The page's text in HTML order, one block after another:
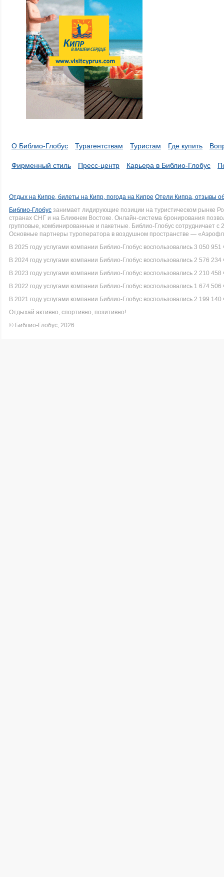
О Библио-Глобус Турагентствам Туристам Где купить
Фирменный стиль Пресс-центр Карьера в Библио-Глобус
Отдых на Кипре, билеты на Кипр, погода на Кипре Отели Кипра, отзывы
Библио-Глобус занимает лидирующие позиции на туристическом рынке
странах СНГ и на Ближнем Востоке. Онлайн-система бронирования
групповые, комбинированные и пакетные. Библио-Глобус сотрудничает
Основные партнеры туроператора в воздушном пространстве —
В 2025 году услугами компании Библио-Глобус воспользовались 3 050 951
В 2024 году услугами компании Библио-Глобус воспользовались 2 576 234
В 2023 году услугами компании Библио-Глобус воспользовались 2 210 458
В 2022 году услугами компании Библио-Глобус воспользовались 1 674 506
В 2021 году услугами компании Библио-Глобус воспользовались 2 199 140
Отдыхай активно, спортивно, позитивно!
© Библио-Глобус, 2026